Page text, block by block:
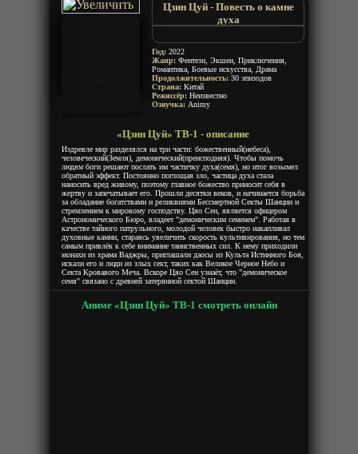
Цзин Цуй - Повесть о камне
духа
божества
晶翠仙尊
Jing Cui
Год: 2022
Жанр: Фентези, Экшен, Приключения,
Романтика, Боевые искусства, Драма
Продолжительность: 30 эпизодов
Страна: Китай
Режиссёр: Неизвестно
Озвучка: Animy
«Цзин Цуй» ТВ-1 - описание
Издревле мир разделялся на три части: божественный(небеса),
человеческий(Земля), демонический(преисподняя). Чтобы помочь
людям боги решают послать им частичку духа(семя), но итог возымел
обратный эффект. Постоянно поглощая зло, частица духа стала
наносить вред живому, поэтому главное божество приносит себя в
жертву и запечатывает его. Прошли десятки веков, и начинается борьба
за обладание богатствами и реликвиями Бессмертной Секты Шанцин и
стремлением к мировому господству. Цяо Сен, является офицером
Астрономического Бюро, владеет "демоническим семенем". Работая в
качестве тайного патрульного, молодой человек быстро накапливал
духовные камни, стараясь увеличить скорость культивирования, но тем
самым привлёк к себе внимание таинственных сил. К нему приходили
монахи из храма Ваджры, приглашали даосы из Культа Истинного Боя,
искали его и люди из злых сект, таких как Великое Черное Небо и
Секта Кровавого Меча. Вскоре Цяо Сен узнаёт, что "демоническое
семя" связано с древней затерянной сектой Шанцин.
Аниме «Цзин Цуй» ТВ-1 смотреть онлайн